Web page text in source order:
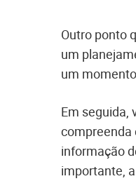
Outro ponto
um
um
Em seguida,
compreenda
informação
importante,